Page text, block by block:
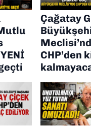
Çağatay
CHP’den